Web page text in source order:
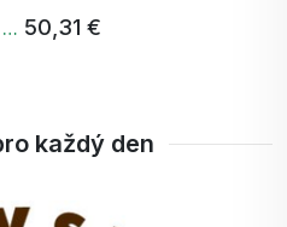
42,53 € …
každý den